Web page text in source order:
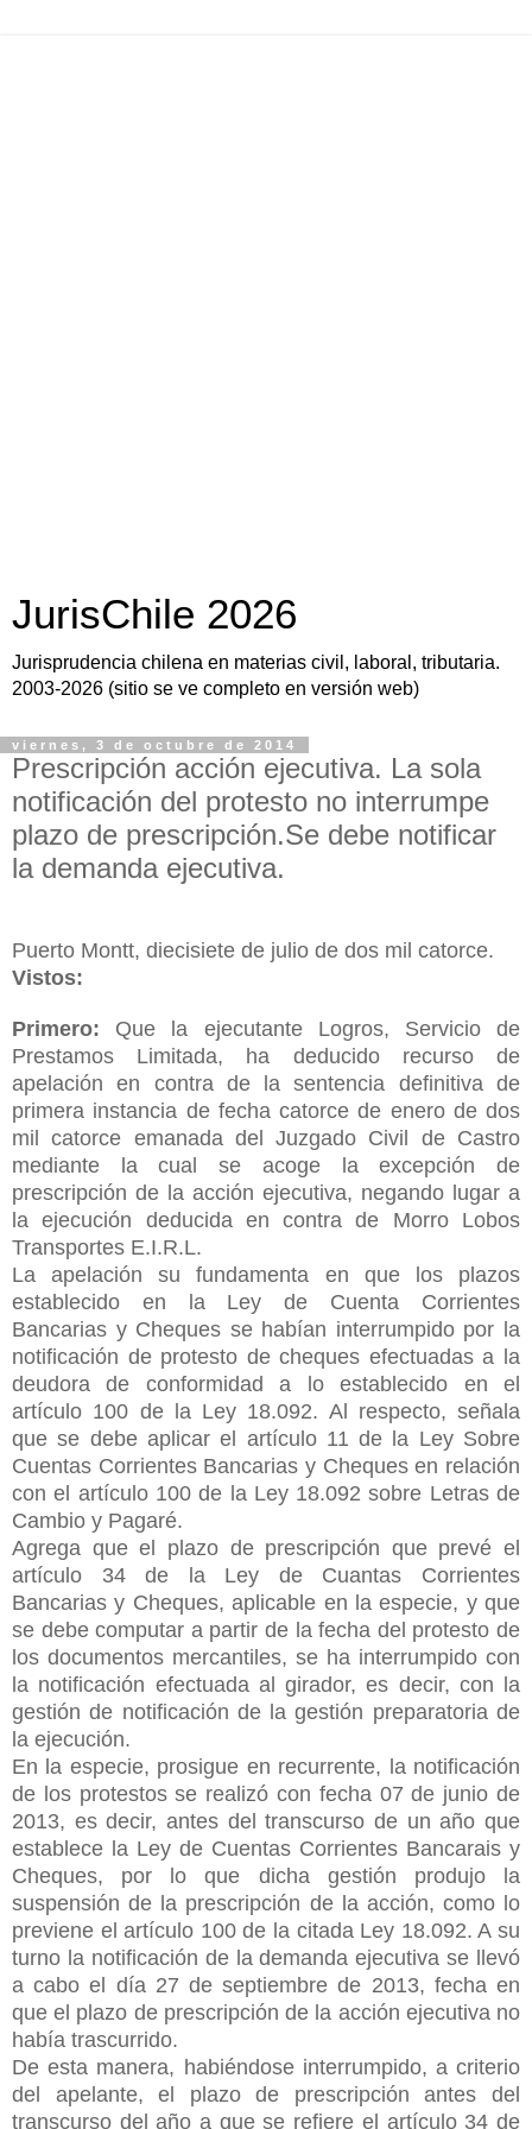
JurisChile 2026
Jurisprudencia chilena en materias civil, laboral, tributaria.
2003-2026 (sitio se ve completo en versión web)
viernes, 3 de octubre de 2014
Prescripción acción ejecutiva. La sola
notificación del protesto no interrumpe
plazo de prescripción.Se debe notificar
la demanda ejecutiva.
Puerto Montt, diecisiete de julio de dos mil catorce.
Vistos:
Primero: Que la ejecutante Logros, Servicio de
Prestamos Limitada, ha deducido recurso de
apelación en contra de la sentencia definitiva de
primera instancia de fecha catorce de enero de dos
mil catorce emanada del Juzgado Civil de Castro
mediante la cual se acoge la excepción de
prescripción de la acción ejecutiva, negando lugar a
la ejecución deducida en contra de Morro Lobos
Transportes E.I.R.L.
La apelación su fundamenta en que los plazos
establecido en la Ley de Cuenta Corrientes
Bancarias y Cheques se habían interrumpido por la
notificación de protesto decheques efectuadas a la
deudora de conformidad a lo establecido en el
artículo 100 de la Ley 18.092. Al respecto, señala
que se debe aplicar el artículo 11 de la Ley Sobre
Cuentas Corrientes Bancarias y Cheques en relación
con el artículo 100 de la Ley 18.092 sobre Letras de
Cambio y Pagaré.
Agrega que el plazo de prescripción que prevé el
artículo 34 de la Ley de Cuantas Corrientes
Bancarias y Cheques, aplicable en la especie, y que
se debe computar a partir de la fecha del protesto de
los documentos mercantiles, se ha interrumpido con
la notificación efectuada al girador, es decir, con la
gestión de notificación de la gestión preparatoria de
la ejecución.
En la especie, prosigue en recurrente, la notificación
de los protestos se realizó con fecha 07 de junio de
2013, es decir, antes del transcurso de un año que
establece la Ley de Cuentas Corrientes Bancarais y
Cheques, por lo que dicha gestión produjo la
suspensión de la prescripción de la acción, como lo
previene el artículo 100 de la citada Ley 18.092. A su
turno la notificación de la demanda ejecutiva se llevó
a cabo el día 27 de septiembre de 2013, fecha en
que el plazo de prescripción de la acción ejecutiva no
había trascurrido.
De esta manera, habiéndose interrumpido, a criterio
del apelante, el plazo de prescripción antes del
transcurso del año a que se refiere el artículo 34 de